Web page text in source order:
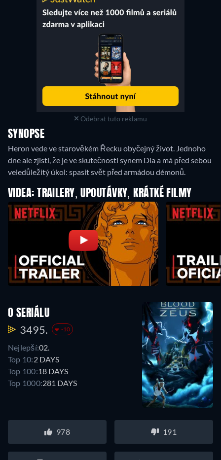
Odebrat tuto reklamu
SYNOPSE
Heron vede ve starověkém Řecku obyčejný život. Jednoho
dne ale zjistí, že je ve skutečnosti synem Dia a má před sebou
veledůležitý úkol: spasit svět před armádou démonů.
VIDEA: TRAILERY, UPOUTÁVKY, KRÁTKÉ FILMY
O SERIÁLU
3495. -10
Nejlepší:02.
Top 10:2 DAYS
Top 100:18 DAYS
Top 1000:281 DAYS
978 191